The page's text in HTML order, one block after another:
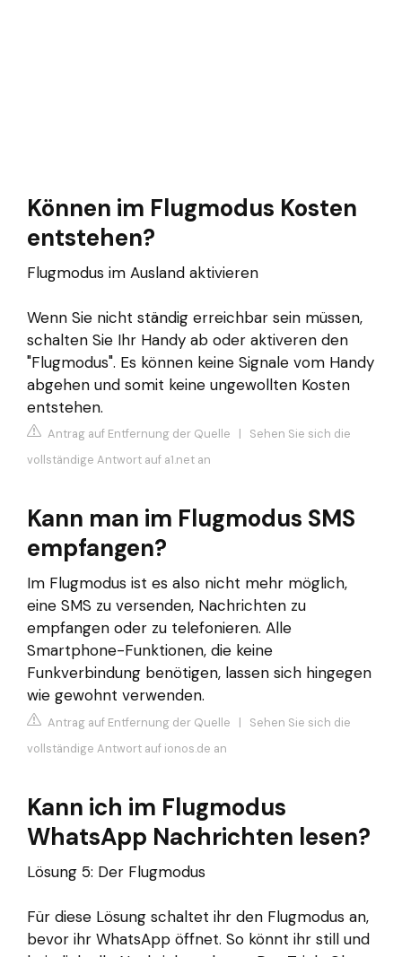
Können im Flugmodus Kosten
entstehen?
Flugmodus im Ausland aktivieren
Wenn Sie nicht ständig erreichbar sein müssen,
schalten Sie Ihr Handy ab oder aktiveren den
"Flugmodus". Es können keine Signale vom Handy
abgehen und somit keine ungewollten Kosten
entstehen.
Antrag auf Entfernung der Quelle | Sehen Sie sich die
vollständige Antwort auf a1.net an
Kann man im Flugmodus SMS
empfangen?
Im Flugmodus ist es also nicht mehr möglich,
eine SMS zu versenden, Nachrichten zu
empfangen oder zu telefonieren. Alle
Smartphone-Funktionen, die keine
Funkverbindung benötigen, lassen sich hingegen
wie gewohnt verwenden.
Antrag auf Entfernung der Quelle | Sehen Sie sich die
vollständige Antwort auf ionos.de an
Kann ich im Flugmodus
WhatsApp Nachrichten lesen?
Lösung 5: Der Flugmodus
Für diese Lösung schaltet ihr den Flugmodus an,
bevor ihr WhatsApp öffnet. So könnt ihr still und